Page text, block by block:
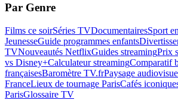
Par Genre
Films ce soirSéries TVDocumentairesSport
JeunesseGuide programmes enfants
TVNouveautés NetflixGuides streamingPrix
vs Disney+Calculateur streamingComparatif
françaisesBaromètre TV.frPaysage
FranceLieux de tournage ParisCafés
ParisGlossaire TV